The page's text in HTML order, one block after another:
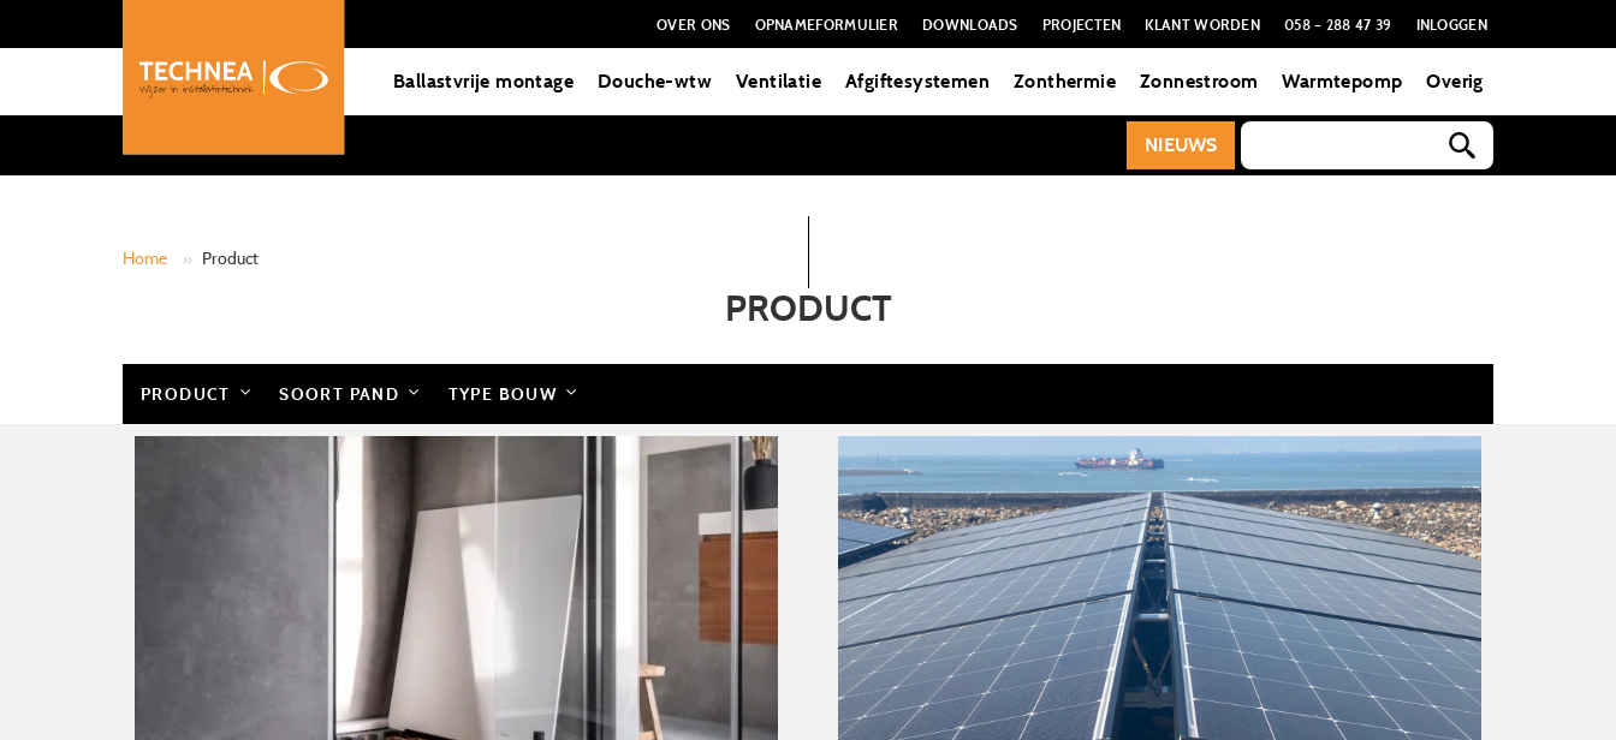
OVER ONS OPNAMEFORMULIER DOWNLOADS PROJECTEN KLANT WORDEN 058 – 288 47 39 INLOGGEN
Ballastvrije montage Douche-wtw Ventilatie Afgiftesystemen Zonthermie Zonnestroom Warmtepomp Overig
NIEUWS
Home » Product
PRODUCT
PRODUCT SOORT PAND TYPE BOUW